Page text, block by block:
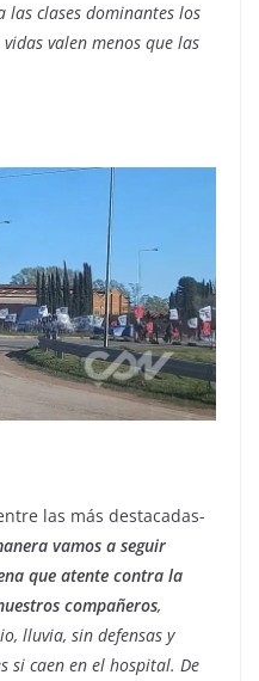
clases dominantes los
valen menos que las
las más destacadas-
vamos a seguir
que atente contra la
compañeros,
lluvia, sin defensas y
si caen en el hospital. De